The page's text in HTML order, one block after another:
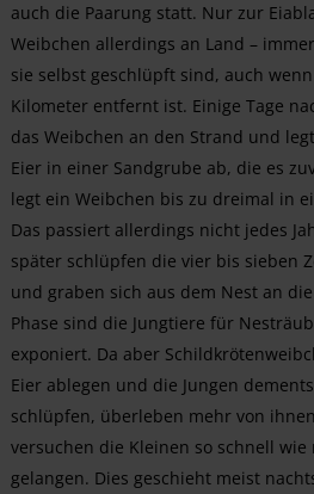
auch die Paarung statt. Nur zur
Weibchen allerdings an Land –
sie selbst geschlüpft sind, auch
Kilometer entfernt ist. Einige Tage
das Weibchen an den Strand und
Eier in einer Sandgrube ab, die es
legt ein Weibchen bis zu dreimal in
Das passiert allerdings nicht jedes
später schlüpfen die vier bis sieben
und graben sich aus dem Nest an
Phase sind die Jungtiere für
exponiert. Da aber
Eier ablegen und die Jungen
schlüpfen, überleben mehr von
versuchen die Kleinen so schnell wie
gelangen. Dies geschieht meist